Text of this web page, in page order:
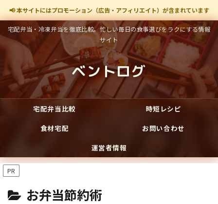
📢 本サイトにはプロモーション（広告・アフィリエイト）が含まれています
宅配弁当・冷凍弁当を徹底比較。忙しい毎日の食事選びをラクにする情報
サイト
ベントログ
宅配弁当比較
時短レシピ
食材宅配
お問い合わせ
運営者情報
PR
お弁当節約術